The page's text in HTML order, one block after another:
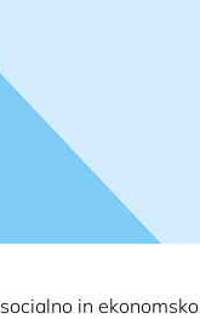
in ekonomsko